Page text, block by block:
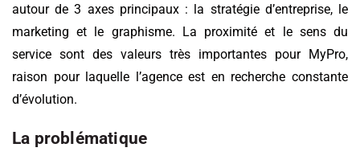
autour de 3 axes principaux : la stratégie d’entreprise, le
marketing et le graphisme. La proximité et le sens du
service sont des valeurs très importantes pour MyPro,
raison pour laquelle l’agence est en recherche constante
d’évolution.
La problématique